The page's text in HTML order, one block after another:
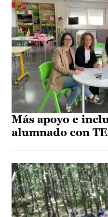
Más apoyo e
alumnado con